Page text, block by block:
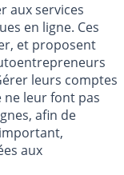
aux services
en ligne. Ces
et proposent
leurs comptes
ne leur font pas
afin de
aux